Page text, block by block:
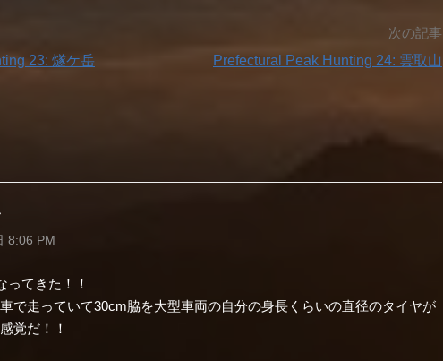
23: 燧ケ岳
次の記事
Prefectural Peak Hunting 24: 雲取山
8:06 PM
ってきた！！
で走っていて30cm脇を大型車両の自分の身長くらいの直径のタイヤが
覚だ！！